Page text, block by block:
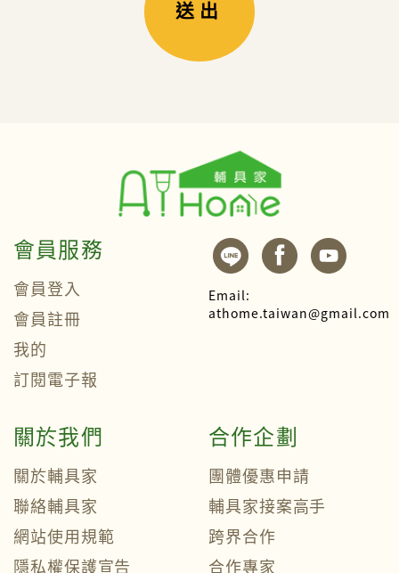
送出
會員服務
會員登入
會員註冊
我的
訂閱電子報
Email:
athome.taiwan@gmail.com
關於我們
關於輔具家
聯絡輔具家
網站使用規範
隱私權保護宣告
合作企劃
團體優惠申請
輔具家接案高手
跨界合作
合作專家